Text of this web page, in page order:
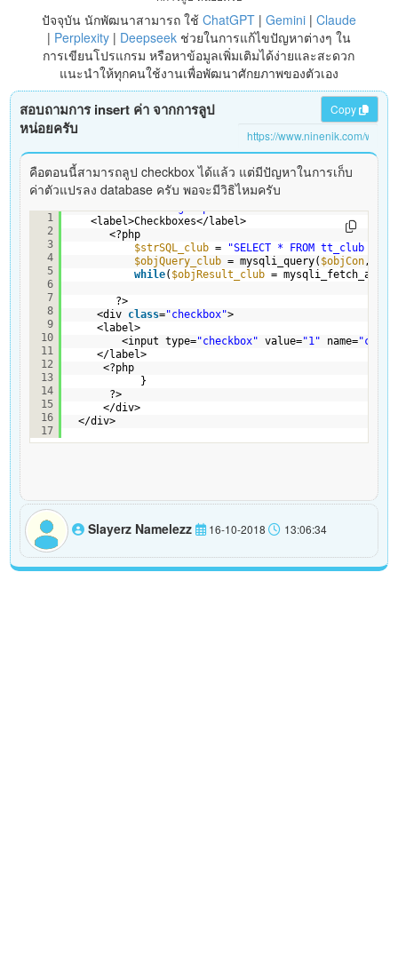
ปัจจุบัน นักพัฒนาสามารถ ใช้ ChatGPT| Gemini| Claude
| Perplexity| Deepseekช่วยในการแก้ไขปัญหาต่างๆ ใน
การเขียนโปรแกรม หรือหาข้อมูลเพิ่มเติมได้ง่ายและสะดวก
แนะนำให้ทุกคนใช้งานเพื่อพัฒนาศักยภาพของตัวเอง
สอบถามการ insert ค่า จากการลูป
หน่อยครับ
Copy
คือตอนนี้สามารถลูป checkbox ได้แล้ว แต่มีปัญหาในการเก็บ
ค่าตัวแปรลง database ครับ พอจะมีวิธิไหมครับ
1
2
3
4
5
6
7
8
9
10
11
12
13
14
15
16
17
<label>Checkboxes</label>
<?php
$strSQL_club =
"SELECT * FROM tt_club
$objQuery_club = mysqli_query( $objCon ,
while( $objResult_club =
?>
<div class="checkbox">
<label>
<input type="checkbox" value="1" name=
</label>
<?php
}
?>
</div>
</div>
Slayerz Namelezz 16-10-2018 13:06:34